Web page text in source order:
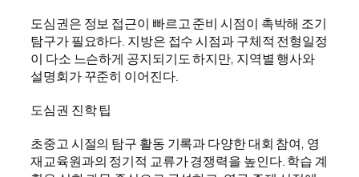
도심권은 정보 접근이 빠르고 준비 시점이 촉박해 조기
탐구가 필요하다. 지방은 접수 시점과 구체적 전형일정
이 다소 느슨하게 공지되기도 하지만, 지역별 행사와
설명회가 꾸준히 이어진다.
도심권 진학 팁
초중고 시절의 탐구 활동 기록과 다양한 대회 참여, 영
재교육원과의 정기적 교류가 경쟁력을 높인다. 학습 계